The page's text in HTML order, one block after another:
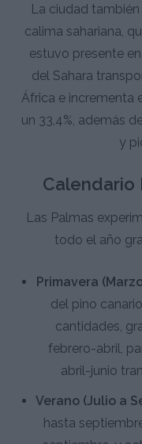
La ciudad
calima sahariana,
estuvo presente
del Sahara
África e incrementa
un 33,4%, además
y
Calendario
Las Palmas
todo el año
Primavera
del pino
cantidades,
febrero-abril,
abril-junio
Verano (Julio a
hasta